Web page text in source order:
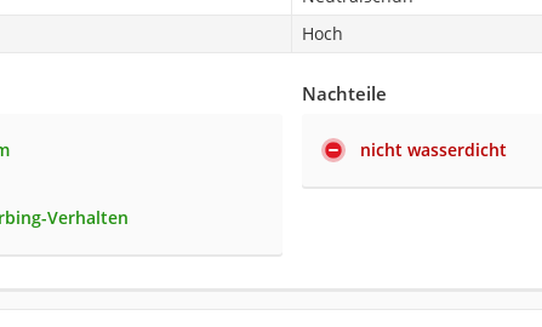
Hoch
Verhalten
Nachteile
nicht wasserdicht